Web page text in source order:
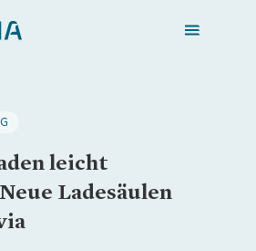
leicht
Ladesäulen